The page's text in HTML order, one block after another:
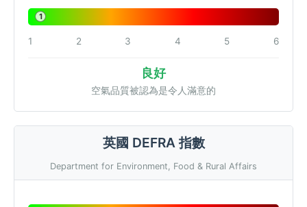
1
1 2 3 4 5 6
良好
空氣品質被認為是令人滿意的
英國 DEFRA 指數
Department for Environment, Food & Rural Affairs